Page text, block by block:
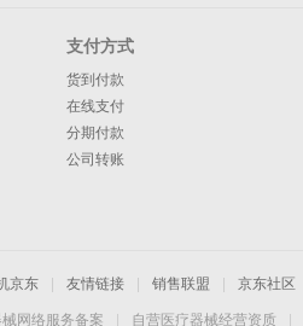
支付方式
货到付款
在线支付
分期付款
公司转账
京东 友情链接 销售联盟 京东社区
网络服务备案 自营医疗器械经营资质